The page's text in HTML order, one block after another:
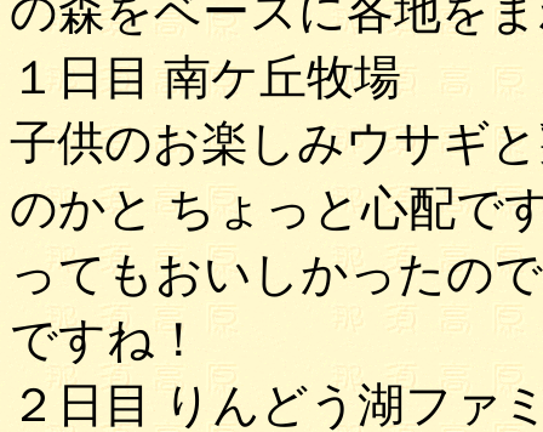
の森をベースに各地を
１日目 南ケ丘牧場
子供のお楽しみウサギ
のかと ちょっと心配で
ってもおいしかったの
ですね！
２日目 りんどう湖ファ